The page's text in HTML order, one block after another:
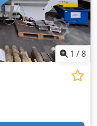
1 /8